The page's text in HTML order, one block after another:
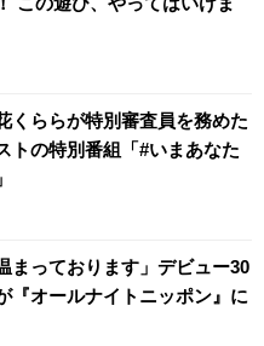
くららが特別審査員を務めた
トの特別番組「#いまあなた
まっております」デビュー30
『オールナイトニッポン』に